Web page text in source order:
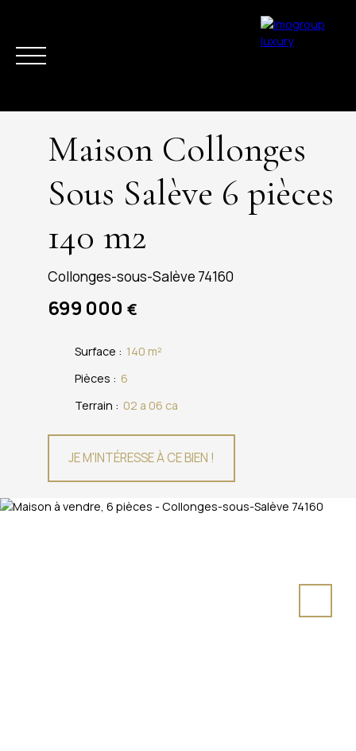
Maison Collonges
Sous Salève 6 pièces
140 m2
Collonges-sous-Salève 74160
699 000 €
Surface : 140 m²
Pièces : 6
Terrain : 02 a 06 ca
JE M'INTÉRESSE À CE BIEN !